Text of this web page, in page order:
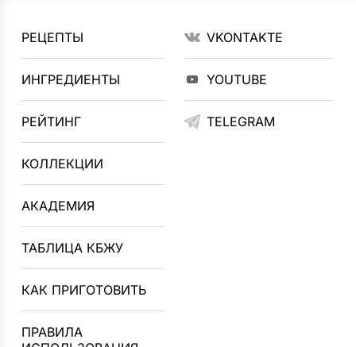
РЕЦЕПТЫ
ИНГРЕДИЕНТЫ
РЕЙТИНГ
КОЛЛЕКЦИИ
АКАДЕМИЯ
ТАБЛИЦА КБЖУ
КАК ПРИГОТОВИТЬ
ПРАВИЛА
VKONTAKTE
YOUTUBE
TELEGRAM